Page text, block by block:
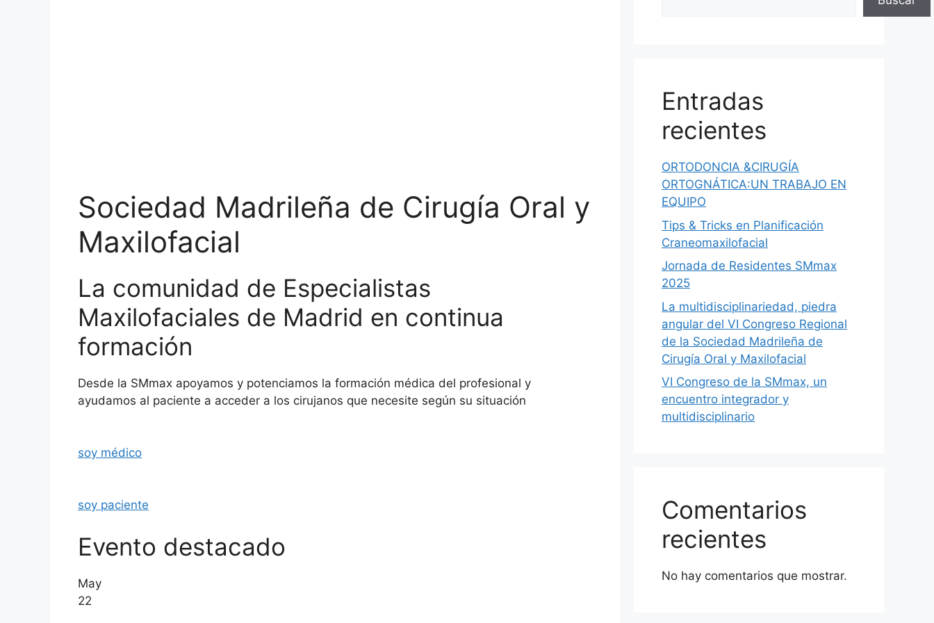
Sociedad Madrileña de Cirugía Oral y
Maxilofacial
La comunidad de Especialistas
Maxilofaciales de Madrid en continua
formación
Desde la SMmax apoyamos y potenciamos la formación médica del profesional y
ayudamos al paciente a acceder a los cirujanos que necesite según su situación
soy médico
soy paciente
Evento destacado
May
22
Entradas
recientes
ORTODONCIA &CIRUGÍA
ORTOGNÁTICA:UN TRABAJO EN
EQUIPO
Tips & Tricks en Planificación
Craneomaxilofacial
Jornada de Residentes SMmax
2025
La multidisciplinariedad, piedra
angular del VI Congreso Regional
de la Sociedad Madrileña de
Cirugía Oral y Maxilofacial
VI Congreso de la SMmax, un
encuentro integrador y
multidisciplinario
Comentarios
recientes
No hay comentarios que mostrar.